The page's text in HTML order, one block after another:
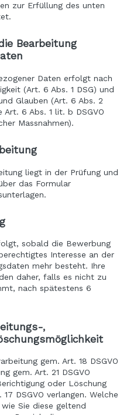
zur Erfüllung des unten
Bearbeitung
Daten erfolgt nach
(Art. 6 Abs. 1 DSG) und
Glauben (Art. 6 Abs. 2
Art. 6 Abs. 1 lit. b DSGVO
Massnahmen).
liegt in der Prüfung und
das Formular
sobald die Bewerbung
Interesse an der
mehr besteht. Ihre
daher, falls es nicht zu
nach spätestens 6
,
gem. Art. 18 DSGVO
gem. Art. 21 DSGVO
oder Löschung
DSGVO verlangen. Welche
Sie diese geltend